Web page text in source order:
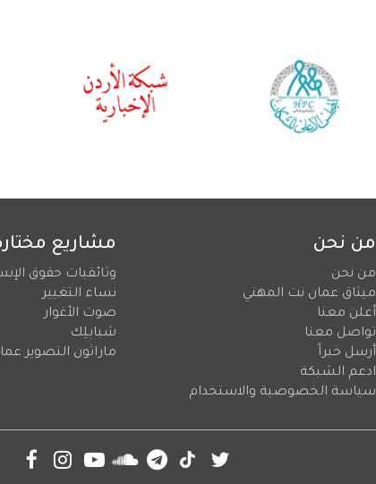
من نحن
من نحن
ميثاق عمان نت المهني
أعلن معنا
تواصل معنا
أرسل خبراً
ادعم الشبكة
سياسة الخصوصية والاستخدام
مشاريع
وثائقيات حقوق
نساء التغيير
صوت الأغوار
شبابلِك
ماراثون التصوير